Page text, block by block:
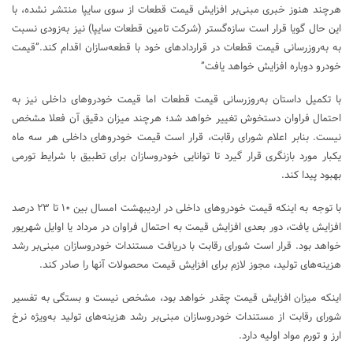
هرچند هنوز خبری مبنی‌بر افزایش قیمت قطعات از سوی سایپا منتشر نشده، با
این حال گویا قرار است سازه‌گستر (شرکت تامین قطعات سایپا) نیز به‌زودی نسبت
به به‌روزرسانی قیمت قطعات در قراردادهای خود با قطعه‌سازان اقدام کند.”قیمت
خودرو دوباره افزایش خواهد یافت”
با تکمیل داستان به‌روزرسانی قیمت قطعات اما قیمت خودروهای داخلی نیز به
احتمال فراوان دستخوش تغییر خواهد شد؛ هرچند میزان دقیق آن فعلا مشخص
نیست. بنابر اعلام شورای رقابت، قرار است قیمت خودروهای داخلی هر سه ماه
یکبار مورد بازنگری قرار گیرد تا توانایی خودروسازان برای تطبیق با شرایط تورمی
بهبود پیدا کند.
با توجه به اینکه قیمت خودروهای داخلی در اردیبهشت امسال بین ۱۰ تا ۲۳ درصد
افزایش یافت، دور بعدی افزایش قیمت به احتمال فراوان در مرداد یا اوایل شهریور
خواهد بود. قرار است شورای رقابت با دریافت مستندات خودروسازان مبنی‌بر رشد
هزینه‌های تولید، مجوز لازم برای افزایش قیمت محصولات آنها را صادر کند.
اینکه میزان افزایش قیمت چقدر خواهد بود، مشخص نیست و بستگی به تفسیر
شورای رقابت از مستندات خودروسازان مبنی‌بر رشد هزینه‌های تولید به‌ویژه نرخ
ارز و تورم مواد اولیه دارد.